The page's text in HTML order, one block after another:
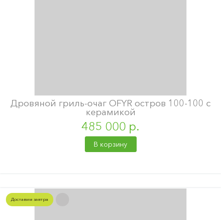
Дровяной гриль-очаг OFYR остров 100-100 с
керамикой
485 000 р.
В корзину
Доставим завтра